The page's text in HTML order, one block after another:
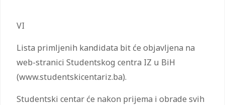
VI
Lista primljenih kandidata bit će objavljena na
web-stranici Studentskog centra IZ u BiH
(www.studentskicentariz.ba).
Studentski centar će nakon prijema i obrade svih